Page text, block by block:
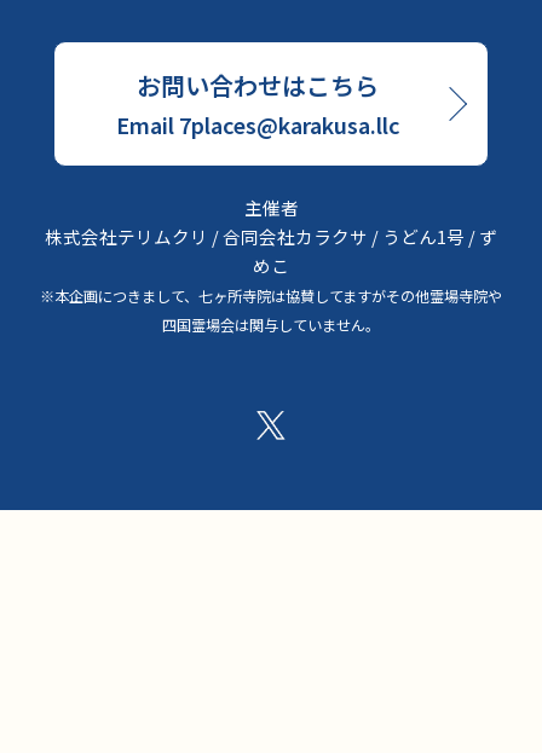
お問い合わせはこちら
Email 7places@karakusa.llc
主催者
株式会社テリムクリ / 合同会社カラクサ / うどん1号 / ず
めこ
※本企画につきまして、七ヶ所寺院は協賛してますがその他霊場寺院や
四国霊場会は関与していません。